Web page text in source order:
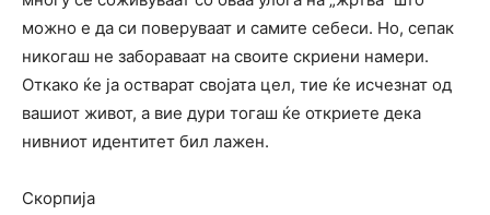
можно е да си поверуваат и самите себеси. Но, сепак
никогаш не забораваат на своите скриени намери.
Откако ќе ја остварат својата цел, тие ќе исчезнат од
вашиот живот, а вие дури тогаш ќе откриете дека
нивниот идентитет бил лажен.
Скорпија